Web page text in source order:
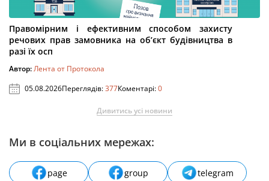
Правомірним і ефективним способом захисту
речових прав замовника на об’єкт будівництва в
разі їх осп
Автор:Лента от Протокола
05.08.2026Переглядів:377Коментарі:0
Дивитись усі новини
Ми в соціальних мережах:
page group
telegram